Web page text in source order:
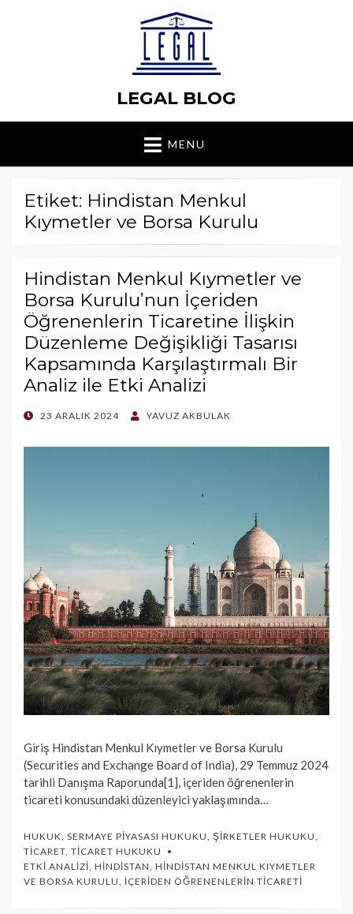
LEGAL BLOG
MENU
Etiket: Hindistan Menkul
Kıymetler ve Borsa Kurulu
Hindistan Menkul Kıymetler ve
Borsa Kurulu’nun İçeriden
Öğrenenlerin Ticaretine İlişkin
Düzenleme Değişikliği Tasarısı
Kapsamında Karşılaştırmalı Bir
Analiz ile Etki Analizi
POSTED
23 ARALIK 2024 YAVUZ AKBULAK
Giriş Hindistan Menkul Kıymetler ve Borsa Kurulu
(Securities and Exchange Board of India), 29 Temmuz 2024
tarihli Danışma Raporunda[1], içeriden öğrenenlerin
ticareti konusundaki düzenleyici yaklaşımında…
HUKUK SERMAYE PIYASASI HUKUKU ŞIRKETLER HUKUKU
TICARET TICARET HUKUKU
ETKI ANALIZI HINDISTAN HINDISTAN MENKUL KIYMETLER
VE BORSA KURULU
İÇERIDEN ÖĞRENENLERIN TICARETI